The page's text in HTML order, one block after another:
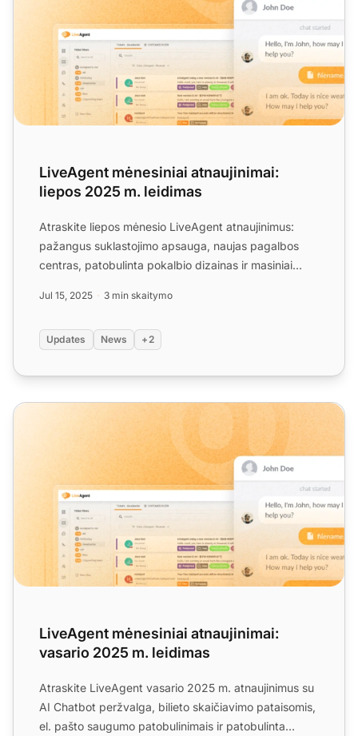
LiveAgent mėnesiniai atnaujinimai:
liepos 2025 m. leidimas
Atraskite liepos mėnesio LiveAgent atnaujinimus:
pažangus suklastojimo apsauga, naujas pagalbos
centras, patobulinta pokalbio dizainas ir masiniai
Jul 15, 2025 3 min skaitymo
Updates News +2
LiveAgent mėnesiniai atnaujinimai: vasario 2025 m.
LiveAgent mėnesiniai atnaujinimai:
vasario 2025 m. leidimas
Atraskite LiveAgent vasario 2025 m. atnaujinimus su
AI Chatbot peržvalga, bilieto skaičiavimo pataisomis,
el. pašto saugumo patobulinimais ir patobulinta